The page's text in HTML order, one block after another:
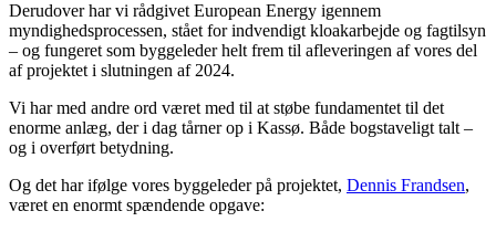
Derudover har vi rådgivet European Energy igennem
myndighedsprocessen, stået for indvendigt kloakarbejde og fagtilsyn
– og fungeret som byggeleder helt frem til afleveringen af vores del
af projektet i slutningen af 2024.
Vi har med andre ord været med til at støbe fundamentet til det
enorme anlæg, der i dag tårner op i Kassø. Både bogstaveligt talt –
og i overført betydning.
Og det har ifølge vores byggeleder på projektet, Dennis Frandsen,
været en enormt spændende opgave: